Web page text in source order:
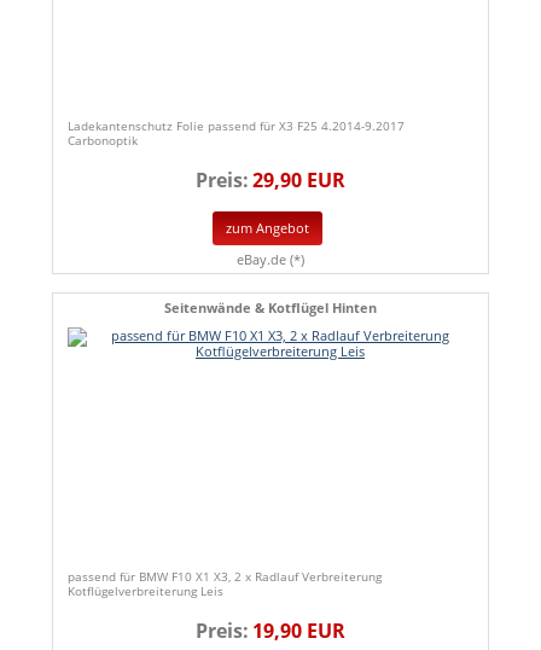
Ladekantenschutz Folie passend für X3 F25 4.2014-9.2017
Carbonoptik
Preis:29,90 EUR
zum Angebot
eBay.de (*)
Seitenwände & Kotflügel Hinten
passend für BMW F10 X1 X3, 2 x Radlauf Verbreiterung
Kotflügelverbreiterung Leis
Preis: 19,90 EUR